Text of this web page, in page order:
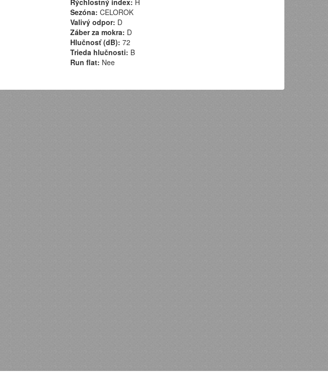
Rýchlostný index: H
Sezóna: CELOROK
Valivý odpor: D
Záber za mokra: D
Hlučnosť (dB): 72
Trieda hlučnosti: B
Run flat: Nee